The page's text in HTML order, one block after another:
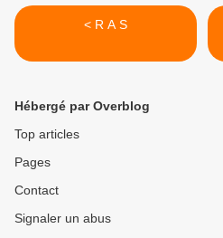
< R A S
Hébergé par Overblog
Top articles
Pages
Contact
Signaler un abus